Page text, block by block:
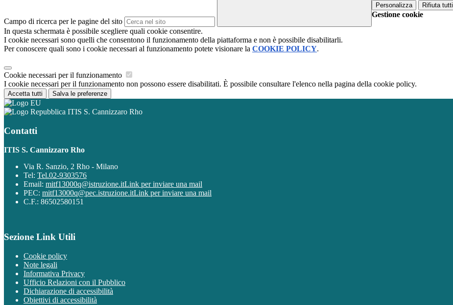
Campo di ricerca per le pagine del sito
Personalizza Rifiuta tutti
Gestione cookie
In questa schermata è possibile scegliere quali cookie consentire.
I cookie necessari sono quelli che consentono il funzionamento della piattaforma e non è possibile disabilitarli.
Per conoscere quali sono i cookie necessari al funzionamento potete visionare la COOKIE POLICY.
Cookie necessari per il funzionamento
I cookie necessari per il funzionamento non possono essere disabilitati. È possibile consultare l'elenco nella pagina della cookie policy.
Accetta tutti Salva le preferenze
ITIS S. Cannizzaro Rho
Contatti
ITIS S. Cannizzaro Rho
Via R. Sanzio, 2 Rho - Milano
Tel: Tel.02-9303576
Email: mitf13000q@istruzione.itLink per inviare una mail
PEC: mitf13000q@pec.istruzione.itLink per inviare una mail
C.F.: 86502580151
Sezione Link Utili
Cookie policy
Note legali
Informativa Privacy
Ufficio Relazioni con il Pubblico
Dichiarazione di accessibilità
Obiettivi di accessibilità